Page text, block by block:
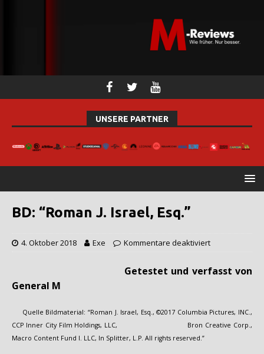
UNSERE PARTNER
BD: “Roman J. Israel, Esq.”
4. Oktober 2018 Exe Kommentare deaktiviert
Getestet und verfasst von
General M
Quelle Bildmaterial: “Roman J. Israel, Esq., ©2017 Columbia Pictures, INC.,
CCP Inner City Film Holdings, LLC, Bron Creative Corp.,
Macro Content Fund I. LLC, In Splitter, L.P. All rights reserved.”